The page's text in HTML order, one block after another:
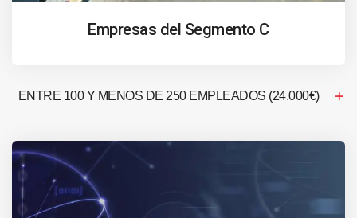
Empresas del Segmento C
ENTRE 100 Y MENOS DE 250 EMPLEADOS (24.000€)